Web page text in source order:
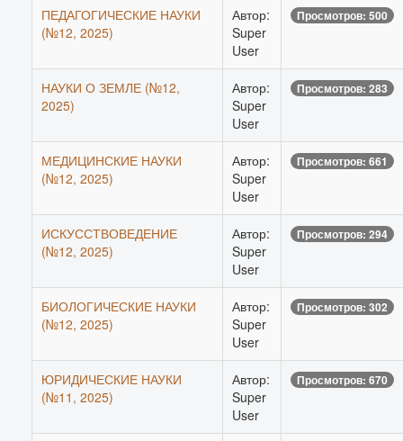
ПЕДАГОГИЧЕСКИЕ НАУКИ
(№12, 2025)
Автор:
Super
User
Просмотров: 500
НАУКИ О ЗЕМЛЕ (№12,
2025)
Автор:
Super
User
Просмотров: 283
МЕДИЦИНСКИЕ НАУКИ
(№12, 2025)
Автор:
Super
User
Просмотров: 661
ИСКУССТВОВЕДЕНИЕ
(№12, 2025)
Автор:
Super
User
Просмотров: 294
БИОЛОГИЧЕСКИЕ НАУКИ
(№12, 2025)
Автор:
Super
User
Просмотров: 302
ЮРИДИЧЕСКИЕ НАУКИ
(№11, 2025)
Автор:
Super
User
Просмотров: 670